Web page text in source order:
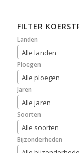
FILTER
Landen
Alle landen
Ploegen
Alle ploegen
Jaren
Alle jaren
Soorten
Alle soorten
Bijzonderheden